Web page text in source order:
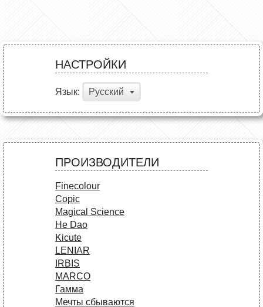
НАСТРОЙКИ
Язык: Русский
ПРОИЗВОДИТЕЛИ
Finecolour
Copic
Magical Science
He Dao
Kicute
LENIAR
IRBIS
MARCO
Гамма
Мечты сбываются